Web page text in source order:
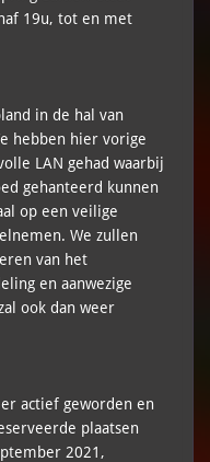
19u, tot en met
in de hal van
hebben hier vorige
LAN gehad waarbij
gehanteerd kunnen
op een veilige
We zullen
van het
en aanwezige
ook dan weer
actief geworden en
plaatsen
2021,